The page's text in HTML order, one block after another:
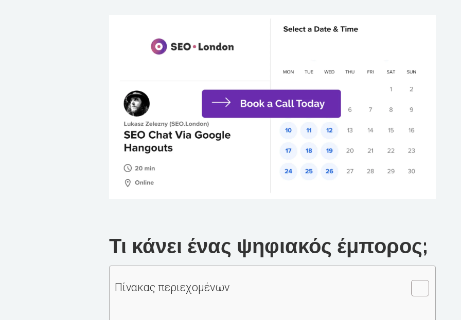
Τι κάνει ένας ψηφιακός έμπορος;
Πίνακας περιεχομένων